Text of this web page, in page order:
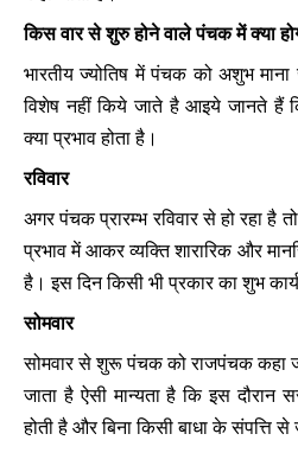
किस वार से शुरु होने वाले पंचक में क्या
भारतीय ज्योतिष में पंचक को अशुभ
विशेष नहीं किये जाते है आइये जानते हैं
क्या प्रभाव होता है।
रविवार
अगर पंचक प्रारम्भ रविवार से हो रहा
प्रभाव में आकर व्यक्ति शारारिक और
है। इस दिन किसी भी प्रकार का शुभ
सोमवार
सोमवार से शुरू पंचक को राजपंचक कहा
जाता है ऐसी मान्यता है कि इस दौरान
होती है और बिना किसी बाधा के संपत्ति